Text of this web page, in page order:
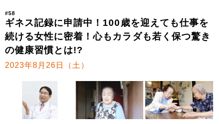
#58
ギネス記録に申請中！100歳を迎えても仕事を
続ける女性に密着！心もカラダも若く保つ驚き
の健康習慣とは!?
2023年8月26日（土）